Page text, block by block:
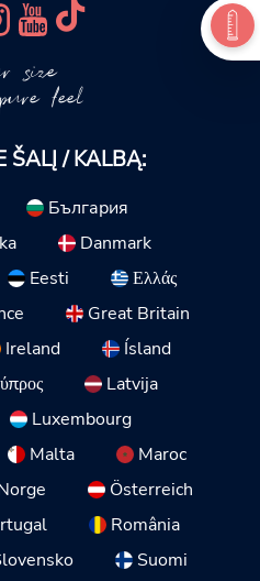
size
pure feel
ŠALĮ / KALBĄ:
България
Danmark
Eesti
Ελλάς
Great Britain
Ireland
Ísland
Latvija
Luxembourg
Malta
Maroc
Österreich
România
Suomi